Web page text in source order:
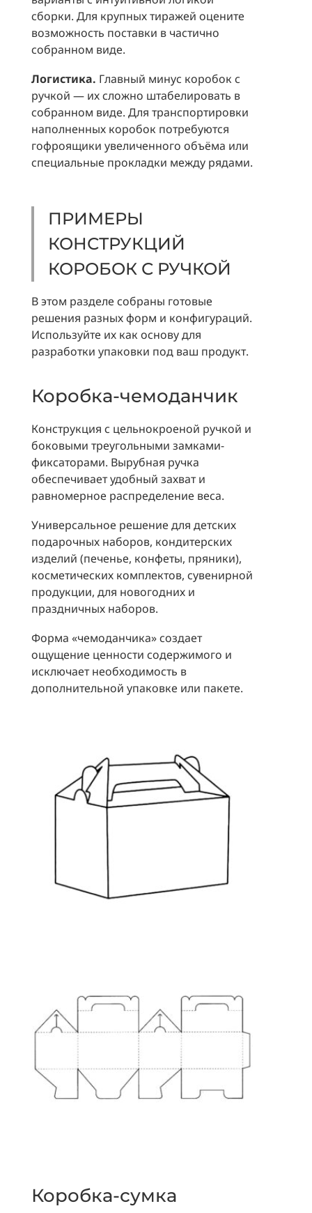
сборки. Для крупных тиражей оцените
возможность поставки в частично
собранном виде.
Логистика. Главный минус коробок с
ручкой — их сложно штабелировать в
собранном виде. Для транспортировки
наполненных коробок потребуются
гофроящики увеличенного объёма или
специальные прокладки между рядами.
ПРИМЕРЫ
КОНСТРУКЦИЙ
КОРОБОК С РУЧКОЙ
В этом разделе собраны готовые
решения разных форм и конфигураций.
Используйте их как основу для
разработки упаковки под ваш продукт.
Коробка-чемоданчик
Конструкция с цельнокроеной ручкой и
боковыми треугольными замками-
фиксаторами. Вырубная ручка
обеспечивает удобный захват и
равномерное распределение веса.
Универсальное решение для детских
подарочных наборов, кондитерских
изделий (печенье, конфеты, пряники),
косметических комплектов, сувенирной
продукции, для новогодних и
праздничных наборов.
Форма «чемоданчика» создает
ощущение ценности содержимого и
исключает необходимость в
дополнительной упаковке или пакете.
Коробка-сумка